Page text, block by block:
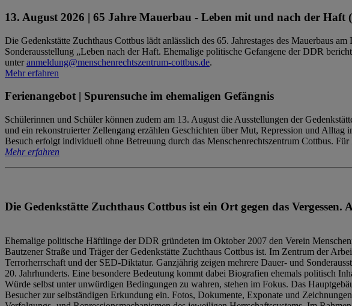
13. August 2026 | 65 Jahre Mauerbau - Leben mit und nach der Haft
Die Gedenkstätte Zuchthaus Cottbus lädt anlässlich des 65. Jahrestages des Mauerbaus
Sonderausstellung „Leben nach der Haft. Ehemalige politische Gefangene der DDR
unteranmeldung@menschenrechtszentrum-cottbus.de.
Mehr erfahren
Ferienangebot | Spurensuche im ehemaligen Gefängnis
Schülerinnen und Schüler können zudem am 13. August die Ausstellungen der
und ein rekonstruierter Zellengang erzählen Geschichten über Mut, Repression und
Besuch erfolgt individuell ohne Betreuung durch das Menschenrechtszentrum Cottbus.
Mehr erfahren
Die Gedenkstätte Zuchthaus Cottbus ist ein Ort gegen das
Ehemalige politische Häftlinge der DDR gründeten im Oktober 2007 den Verein
Bautzener Straße und Träger der Gedenkstätte Zuchthaus Cottbus ist. Im Zentrum der
Terrorherrschaft und der SED-Diktatur. Ganzjährig zeigen mehrere Dauer- und
20. Jahrhunderts. Eine besondere Bedeutung kommt dabei Biografien ehemals politisch
Würde selbst unter unwürdigen Bedingungen zu wahren, stehen im Fokus. Das
Besucher zur selbständigen Erkundung ein. Fotos, Dokumente, Exponate und